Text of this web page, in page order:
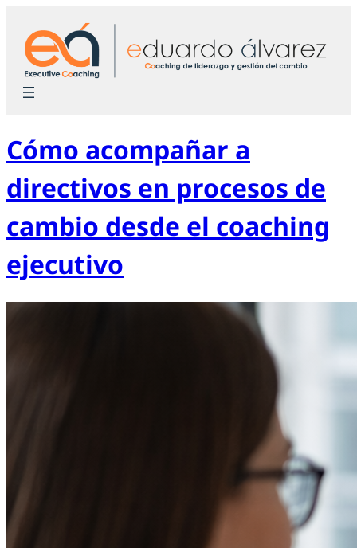
contenido
Cómo acompañar a
directivos en procesos de
cambio desde el coaching
ejecutivo